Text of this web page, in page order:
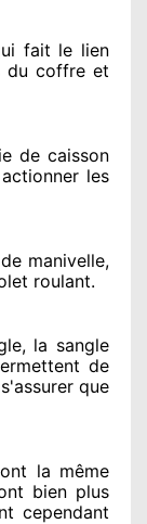
fait le lien
du coffre et
de caisson
les
manivelle,
roulant.
la sangle
de
que
la même
bien plus
cependant